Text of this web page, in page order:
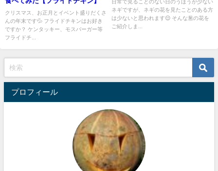
クリスマス、お正月とイベント盛りだくさ
んの年末です💦 フライドチキンはお好き
ですか？ ケンタッキー、モスバーガー等
フライドチ...
日常で見ることのない日のうほうが少ない
ネギですが、ネギの花を見たことのある方
は少ないと思われます😌 そんな葱の花を
ご紹介しま...
プロフィール